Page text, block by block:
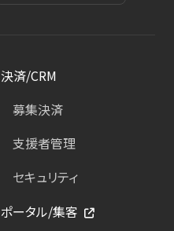
決済/CRM
募集決済
支援者管理
セキュリティ
ポータル/集客